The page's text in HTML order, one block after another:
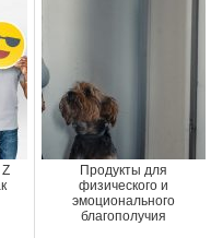
Продукты для
физического и
эмоционального
благополучия